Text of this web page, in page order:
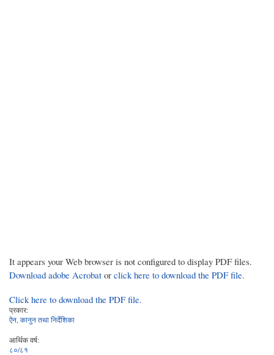
It appears your Web browser is not configured to display PDF files.
Download adobe Acrobat or click here to download the PDF file.
Click here to download the PDF file.
प्रकार:
ऐन, कानुन तथा निर्देशिका
आर्थिक वर्ष:
८०/८१